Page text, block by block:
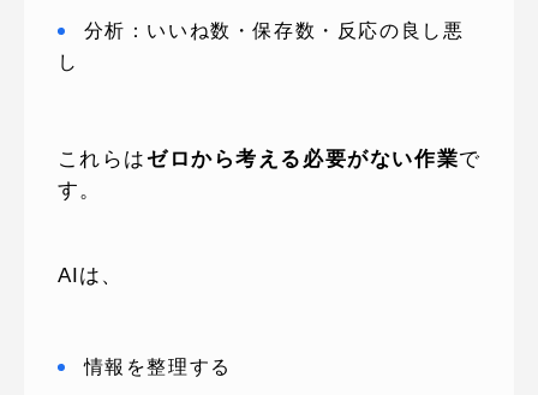
分析：いいね数・保存数・反応の良し悪
し
これらは ゼロから考える必要がない作業で
す。
AIは、
情報を整理する